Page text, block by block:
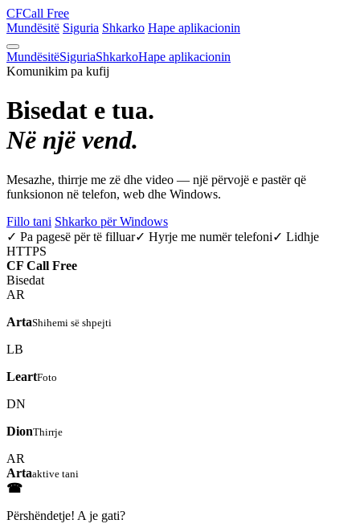
CFCall Free
Mundësitë Siguria Shkarko Hape aplikacionin
MundësitëSiguriaShkarkoHape aplikacionin
Komunikim pa kufij
Bisedat e tua.
Në një vend.
Mesazhe, thirrje me zë dhe video — një përvojë e pastër që
funksionon në telefon, web dhe Windows.
Fillo tani Shkarko për Windows
✓ Pa pagesë për të filluar✓ Hyrje me numër telefoni✓ Lidhje
HTTPS
CF Call Free
Bisedat
AR
ArtaShihemi së shpejti
LB
LeartFoto
DN
DionThirrje
AR
Artaaktive tani
☎
Përshëndetje! A je gati?